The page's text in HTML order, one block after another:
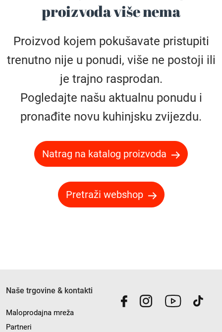
proizvoda više nema
Proizvod kojem pokušavate pristupiti
trenutno nije u ponudi, više ne postoji ili
je trajno rasprodan.
Pogledajte našu aktualnu ponudu i
pronađite novu kuhinjsku zvijezdu.
Natrag na katalog proizvoda
Pretraži webshop
Naše trgovine & kontakti
Maloprodajna mreža
Partneri